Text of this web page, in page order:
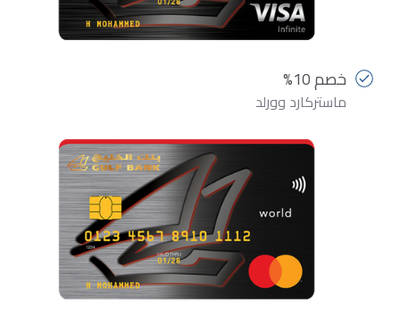
خصم 10%
ماستركارد وورلد